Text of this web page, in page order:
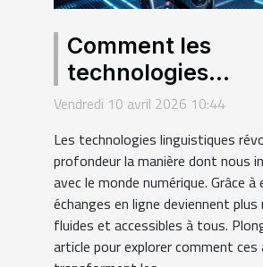
Comment les
technologies
linguistiques
l'interaction
Vendredi 10 avril 2026 10:44
Les technologies linguistiques
profondeur la manière dont nous
avec le monde numérique. Grâce à
échanges en ligne deviennent
fluides et accessibles à tous.
article pour explorer comment ces